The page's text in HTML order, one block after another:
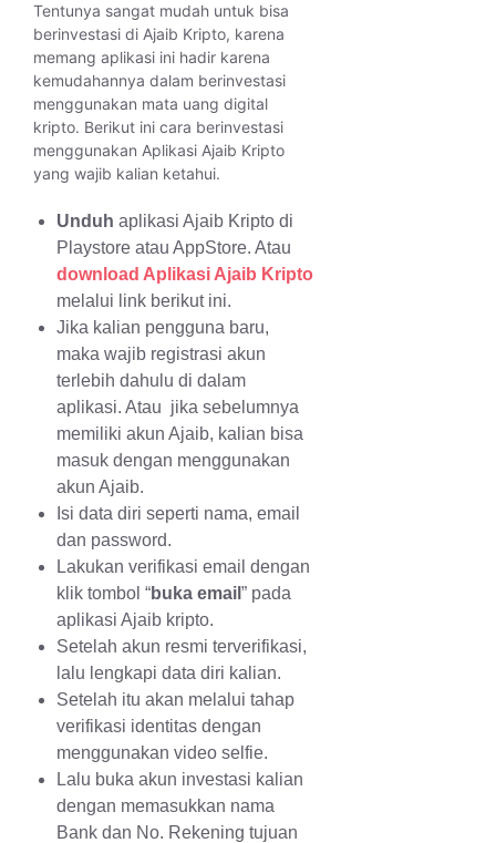
Tentunya sangat mudah untuk bisa
berinvestasi di Ajaib Kripto, karena
memang aplikasi ini hadir karena
kemudahannya dalam berinvestasi
menggunakan mata uang digital
kripto. Berikut ini cara berinvestasi
menggunakan Aplikasi Ajaib Kripto
yang wajib kalian ketahui.
Unduh aplikasi Ajaib Kripto di
Playstore atau AppStore. Atau
download Aplikasi Ajaib Kripto
melalui link berikut ini.
Jika kalian pengguna baru,
maka wajib registrasi akun
terlebih dahulu di dalam
aplikasi. Atau jika sebelumnya
memiliki akun Ajaib, kalian bisa
masuk dengan menggunakan
akun Ajaib.
Isi data diri seperti nama, email
dan password.
Lakukan verifikasi email dengan
klik tombol “buka email ” pada
aplikasi Ajaib kripto.
Setelah akun resmi terverifikasi,
lalu lengkapi data diri kalian.
Setelah itu akan melalui tahap
verifikasi identitas dengan
menggunakan video selfie.
Lalu buka akun investasi kalian
dengan memasukkan nama
Bank dan No. Rekening tujuan